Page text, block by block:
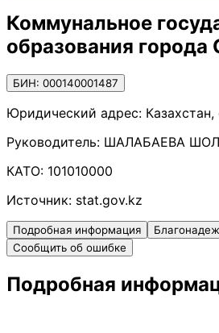
Коммунальное
образования
БИН: 000140001487
Юридический адрес:
Руководитель: ШАЛАБАЕВА
КАТО: 101010000
Источник: stat.gov.kz
Подробная информация
Сообщить об ошибке
Подробная